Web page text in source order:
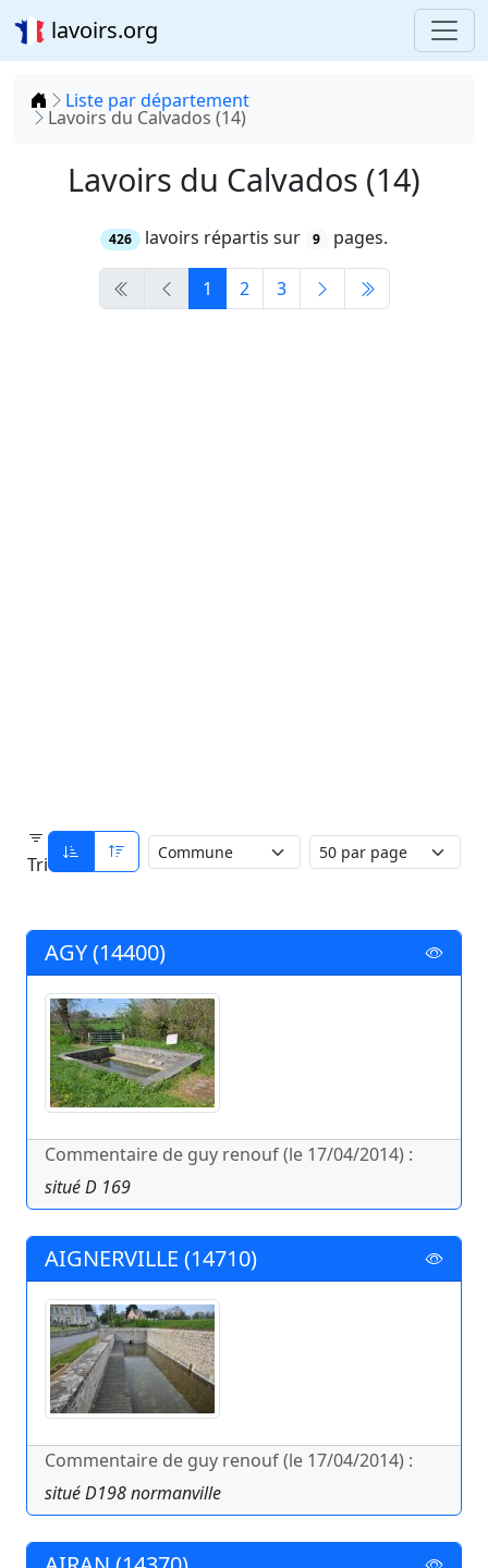
lavoirs.org
Accueil
Liste par département
Lavoirs du Calvados (14)
Lavoirs du Calvados (14)
426 lavoirs répartis sur 9 pages.
1 2 3
Tri
AGY (14400)
Commentaire de guy renouf (le 17/04/2014) :
situé D 169
AIGNERVILLE (14710)
Commentaire de guy renouf (le 17/04/2014) :
situé D198 normanville